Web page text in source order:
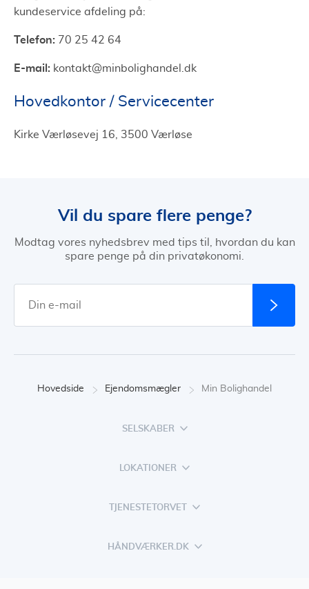
kundeservice afdeling på:
Telefon: 70 25 42 64
E-mail: kontakt@minbolighandel.dk
Hovedkontor / Servicecenter
Kirke Værløsevej 16, 3500 Værløse
Vil du spare flere penge?
Modtag vores nyhedsbrev med tips til, hvordan du kan
spare penge på din privatøkonomi.
Hovedside Ejendomsmægler Min Bolighandel
SELSKABER
LOKATIONER
TJENESTETORVET
HÅNDVÆRKER.DK